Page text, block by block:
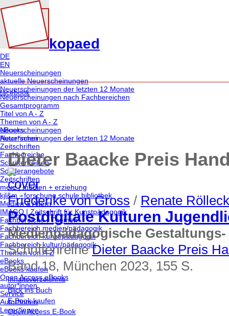
kopaed
DE
EN
Neuerscheinungen
aktuelle Neuerscheinungen
Neuerscheinungen der letzten 12 Monate
Neuerscheinungen nach Fachbereichen
Gesamtprogramm
Titel von A - Z
Themen von A - Z
eBooks
Autor*innen
Zeitschriften
Fachbereiche
Schriftenreihen
Sonderangebote
Zeitschriften
merz | medien + erziehung
kjl&m - forschung.schule.bibliothek
Medien & Altern
IMAGO | Zeitschrift für Kunstpädagogik
Fachbereiche | Themen
Fachbereich medien/pädagogik
Fachbereich kunst/pädagogik
Fachbereich kultur/pädagogik
Themen von A-Z
eBooks
eBooks kaufen
Open Access eBooks
autor*innen
Service
Autor*innen
Leser*innen
facebook
Neuerscheinungen
Neuerscheinungen der letzten 12 Monate
Dieter Baacke Preis
Friederike von Gross / Renate
Postdigitale Kulturen
Medienpädagogische
SchriftenreiheDieter Baacke Preis
Band 18, München 2023, 155 S.
Inhaltsverzeichnis
Blick ins Buch
E-Book kaufen
Open Access E-Book